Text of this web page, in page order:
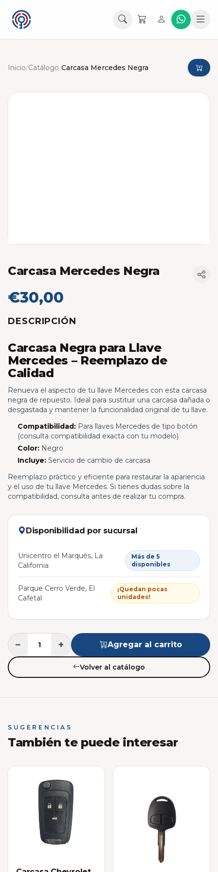
Inicio/Catálogo/Carcasa Mercedes Negra
Carcasa Mercedes Negra
€30,00
DESCRIPCIÓN
Carcasa Negra para Llave
Mercedes – Reemplazo de
Calidad
Renueva el aspecto de tu llave Mercedes con esta carcasa
negra de repuesto. Ideal para sustituir una carcasa dañada o
desgastada y mantener la funcionalidad original de tu llave.
Compatibilidad:Para llaves Mercedes de tipo botón
(consulta compatibilidad exacta con tu modelo)
Color:Negro
Incluye:Servicio de cambio de carcasa
Reemplazo práctico y eficiente para restaurar la apariencia
y el uso de tu llave Mercedes. Si tienes dudas sobre la
compatibilidad, consulta antes de realizar tu compra.
Disponibilidad por sucursal
Unicentro el Marqués, La
California
Más de 5
disponibles
Parque Cerro Verde, El
Cafetal
¡Quedan pocas
unidades!
− + Agregar al carrito
Volver al catálogo
SUGERENCIAS
También te puede interesar